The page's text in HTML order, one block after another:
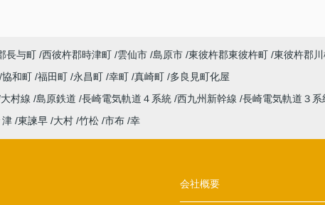
長与町 西彼杵郡時津町 雲仙市 島原市 東彼杵郡東彼杵町 東彼杵郡
協和町 福田町 永昌町 幸町 真崎町 多良見町化屋
大村線 島原鉄道 長崎電気軌道４系統 西九州新幹線 長崎電気軌道３
津 東諫早 大村 竹松 市布 幸
会社概要